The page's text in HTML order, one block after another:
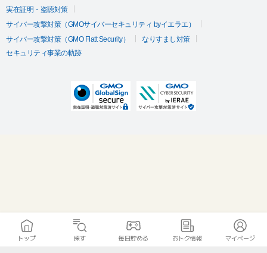
実在証明・盗聴対策
サイバー攻撃対策（GMOサイバーセキュリティ byイエラエ）
サイバー攻撃対策（GMO Flatt Security）
なりすまし対策
セキュリティ事業の軌跡
トップ 探す 毎日貯める おトク情報 マイページ